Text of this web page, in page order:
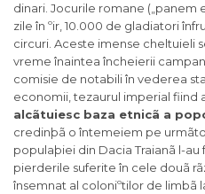
dinari. Jocurile romane („panem
zile în ºir, 10.000 de gladiatori
circuri. Aceste imense cheltuieli
vreme înaintea încheierii
comisie de notabili în vederea
economii, tezaurul imperial fiind
alcãtuiesc baza etnicã a
credinþã o întemeiem pe
populaþiei din Dacia Traianã l-
pierderile suferite în cele douã
însemnat al coloniºtilor de limbã